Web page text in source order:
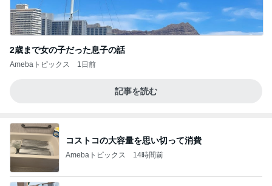
2歳まで女の子だった息子の話
Amebaトピックス 1日前
記事を読む
コストコの大容量を思い切って消費
Amebaトピックス 14時間前